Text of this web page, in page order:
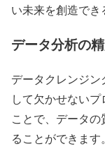
い未来を創造でき
データ分析の
データクレンジ
して欠かせない
ことで、データ
ることができま